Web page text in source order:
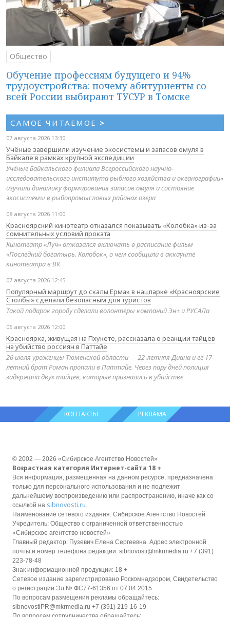
Общество
Обучение профессиям будущего и 94%
трудоустройства: почему абитуриенты со
всей России выбирают ТУСУР в Томске
САМОЕ ЧИТАЕМОЕ >
07 августа 2026 13:30
Учёные завершили изучение экосистемы и запасов омуля в
Байкале в рамках крупной экспедиции
Учёные Байкальского филиала Всероссийского научно-
исследовательского института рыбного хозяйства и океанографии»
изучили динамику формирования запасов омуля и состояние
экосистемы в рыбопромысловых районах озера
08 августа 2026 11:00
Красноярский кинотеатр отказался показывать «Колобка» из-за
сомнительных условий проката
Кинотеатр «Луч» отказался включать в расписание фильм
«Последний богатырь. Колобок», о чем сообщили в аккаунте
кинотеатра в ВК
07 августа 2026 12:45
Популярный маршрут до скалы Ермак в нацпарке «Красноярские
Столбы» сделали безопасным для туристов
Такой подарок городу сделали волонтёры компаний Эн+ и РУСАЛа
06 августа 2026 12:00
Красноярка, живущая на Пхукете, рассказала о реакции тайцев
на убийство россиян в Паттайе
26 июля уроженцы Тюменской области — 22-летняя Диана и её 17-
летний брат Роман пропали в Паттайе. Через пару дней полиция
задержала двух тайцев, которые признались в убийстве
КОНТАКТЫ РЕКЛАМА
© 2002 — 2026 «Сибирское Агентство Новостей»
Возрастная категория Интернет-сайта 18 +
Вся информация, размещенная на данном ресурсе, предназначена
только для персонального использования и не подлежит
дальнейшему воспроизведению или распространению, иначе как со
ссылкой на sibnovosti.ru.
Наименование сетевого издания: Сибирское Агентство Новостей
Учредитель: Общество с ограниченной ответственностью
«Сибирское агентство новостей»
Главный редактор: Пузевич Елена Сергеевна. Адрес электронной
почты и номер телефона редакции: sibnovosti@mkrmedia.ru +7 (391)
223-78-48
Знак информационной продукции: 18 +
Сетевое издание зарегистрировано Роскомнадзором, Свидетельство
о регистрации Эл № ФС77-61356 от 07.04.2015
По вопросам размещения рекламы обращайтесь:
sibnovostiPR@mkrmedia.ru +7 (391) 219-16-19